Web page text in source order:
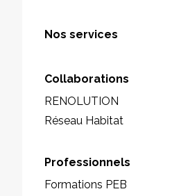
Nos services
Collaborations
RENOLUTION
Réseau Habitat
Professionnels
Formations PEB